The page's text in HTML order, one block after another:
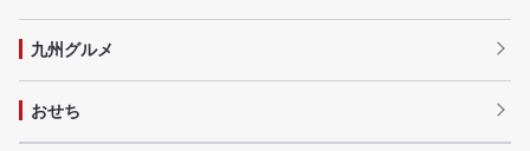
九州グルメ
おせち